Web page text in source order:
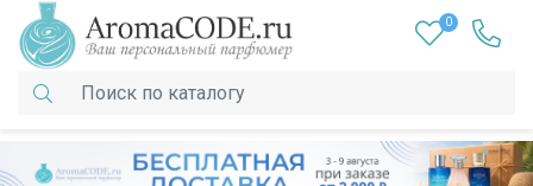
0